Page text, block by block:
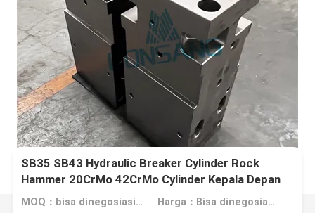
SB35 SB43 Hydraulic Breaker Cylinder Rock
Hammer 20CrMo 42CrMo Cylinder Kepala Depan
DS13C
MOQ：bisa dinegosiasikan Harga：Bisa dinegosiasikan